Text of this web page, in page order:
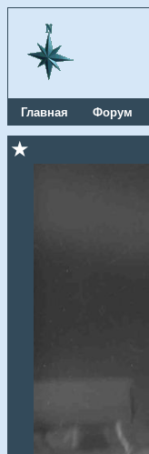
Главная Форум
★